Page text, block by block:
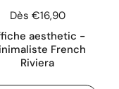
Dès €16,90
aesthetic -
French
Riviera